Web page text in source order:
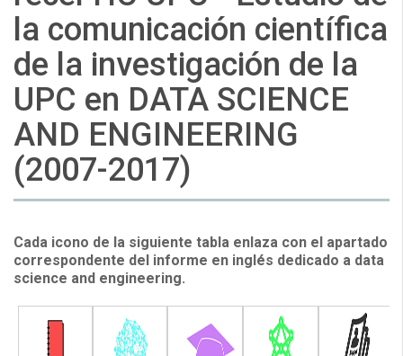
la comunicación científica
de la investigación de la
UPC en DATA SCIENCE
AND ENGINEERING
(2007-2017)
Cada icono de la siguiente tabla enlaza con el apartado
correspondente del informe en inglés dedicado a data
science and engineering.